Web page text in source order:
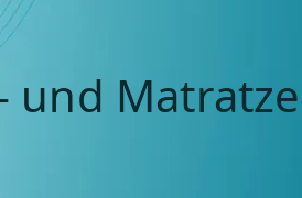
und